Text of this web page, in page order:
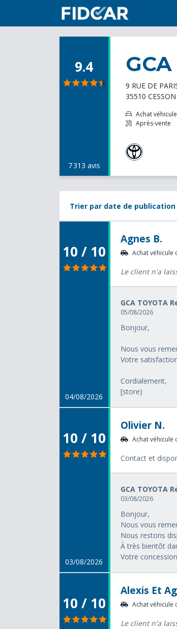
9.4
7 313 avis
9 RUE DE
35510
Achat
Après-vente
Trier par date de publication
10 / 10
04/08/2026
Agnes B.
Achat véhicule
Le client n'a
GCA TOYOTA
05/08/2026
Bonjour,
Nous vous
Votre
Cordialement,
[store)
10 / 10
03/08/2026
Olivier N.
Achat véhicule
Contact et
GCA TOYOTA
03/08/2026
Bonjour,
Nous vous
Nous restons
À très bientôt
Votre
10 / 10
Alexis Et
Achat véhicule
Le client n'a